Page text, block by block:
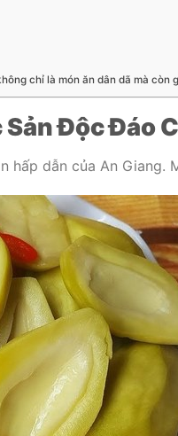
chỉ là món ăn dân dã mà
Độc Đáo
hấp dẫn của An